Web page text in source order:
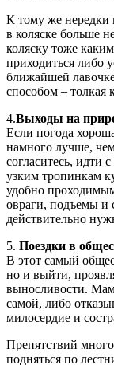
К тому же нередки
в коляске больше
коляску тоже
приходиться либо
ближайшей
способом – толкая
4.Выходы на
Если погода
намного лучше,
согласитесь, идти
узким тропинкам
удобно
овраги, подъемы и
действительно
5. Поездки в
В этот самый
но и выйти,
выносливости.
самой, либо
милосердие и
Препятствий
подняться по